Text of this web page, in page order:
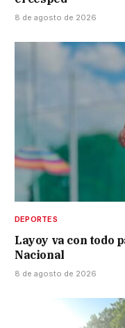
8 de agosto de 2026
DEPORTES
Layoy va con todo
Nacional
8 de agosto de 2026